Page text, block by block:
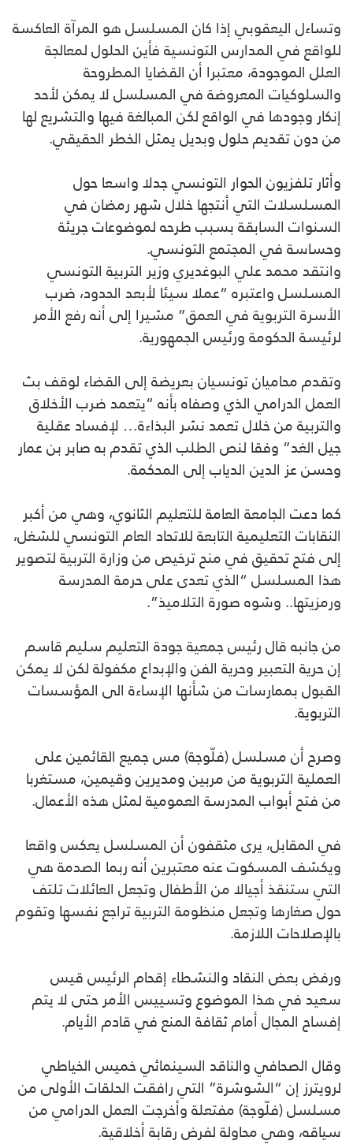
وتساءل اليعقوبي إذا كان المسلسل هو المرآة العاكسة
للواقع في المدارس التونسية فأين الحلول لمعالجة
العلل الموجودة، معتبرا أن القضايا المطروحة
والسلوكيات المعروضة في المسلسل لا يمكن لأحد
إنكار وجودها في الواقع لكن المبالغة فيها والتشريع لها
من دون تقديم حلول وبديل يمثل الخطر الحقيقي.
وأثار تلفزيون الحوار التونسي جدلا واسعا حول
المسلسلات التي أنتجها خلال شهر رمضان في
السنوات السابقة بسبب طرحه لموضوعات جريئة
وحساسة في المجتمع التونسي.
وانتقد محمد علي البوغديري وزير التربية التونسي
المسلسل واعتبره “عملا سيئا لأبعد الحدود، ضرب
الأسرة التربوية في العمق” مشيرا إلى أنه رفع الأمر
لرئيسة الحكومة ورئيس الجمهورية.
وتقدم محاميان تونسيان بعريضة إلى القضاء لوقف بث
العمل الدرامي الذي وصفاه بأنه “يتعمد ضرب الأخلاق
والتربية من خلال تعمد نشر البذاءة… لإفساد عقلية
جيل الغد” وفقا لنص الطلب الذي تقدم به صابر بن عمار
وحسن عز الدين الدياب إلى المحكمة.
كما دعت الجامعة العامة للتعليم الثانوي، وهي من أكبر
النقابات التعليمية التابعة للاتحاد العام التونسي للشغل،
إلى فتح تحقيق في منح ترخيص من وزارة التربية لتصوير
هذا المسلسل “الذي تعدى على حرمة المدرسة
ورمزيتها.. وشوه صورة التلاميذ”.
من جانبه قال رئيس جمعية جودة التعليم سليم قاسم
إن حرية التعبير وحرية الفن والإبداع مكفولة لكن لا يمكن
القبول بممارسات من شأنها الإساءة الى المؤسسات
التربوية.
وصرح أن مسلسل (فلّوجة) مس جميع القائمين على
العملية التربوية من مربين ومديرين وقيمين، مستغربا
من فتح أبواب المدرسة العمومية لمثل هذه الأعمال.
في المقابل، يرى مثقفون أن المسلسل يعكس واقعا
ويكشف المسكوت عنه معتبرين أنه ربما الصدمة هي
التي ستنقذ أجيالا من الأطفال وتجعل العائلات تلتف
حول صغارها وتجعل منظومة التربية تراجع نفسها وتقوم
بالإصلاحات اللازمة.
ورفض بعض النقاد والنشطاء إقحام الرئيس قيس
سعيد في هذا الموضوع وتسييس الأمر حتى لا يتم
إفساح المجال أمام ثقافة المنع في قادم الأيام.
وقال الصحافي والناقد السينمائي خميس الخياطي
لرويترز إن “الشوشرة” التي رافقت الحلقات الأولى من
مسلسل (فلّوجة) مفتعلة وأخرجت العمل الدرامي من
سياقه، وهي محاولة لفرض رقابة أخلاقية.